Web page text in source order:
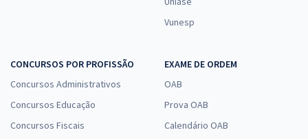
Vunesp
CONCURSOS POR PROFISSÃO
Concursos Administrativos
Concursos Educação
Concursos Fiscais
EXAME DE ORDEM
OAB
Prova OAB
Calendário OAB